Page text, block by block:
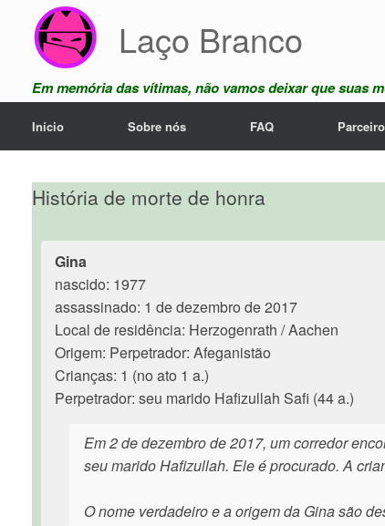
content
Laço Branco
Em memória das vítimas, não vamos deixar que suas
Início Sobre nós FAQ
História de morte de honra
Gina
nascido: 1977
assassinado: 1 de dezembro de 2017
Local de residência: Herzogenrath / Aachen
Origem: Perpetrador: Afeganistão
Crianças: 1 (no ato 1 a.)
Perpetrador: seu marido Hafizullah Safi (44 a.)
Em 2 de dezembro de 2017, um corredor
seu marido Hafizullah. Ele é procurado. A
O nome verdadeiro e a origem da Gina são